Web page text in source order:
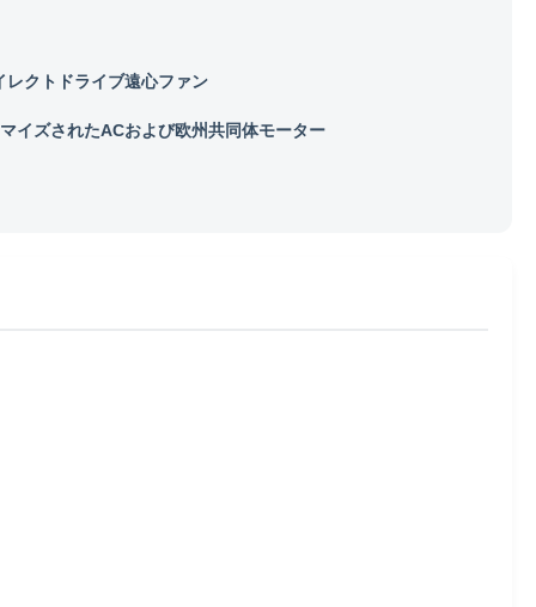
レクトドライブ遠心ファン
イズされたACおよび欧州共同体モーター